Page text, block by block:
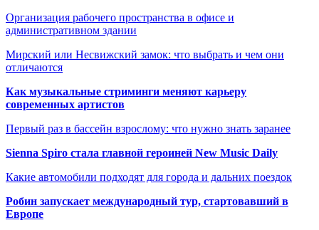
Организация рабочего пространства в офисе и
административном здании
Мирский или Несвижский замок: что выбрать и чем они
отличаются
Как музыкальные стриминги меняют карьеру
современных артистов
Первый раз в бассейн взрослому: что нужно знать заранее
Sienna Spiro стала главной героиней New Music Daily
Какие автомобили подходят для города и дальних поездок
Робин запускает международный тур, стартовавший в
Европе